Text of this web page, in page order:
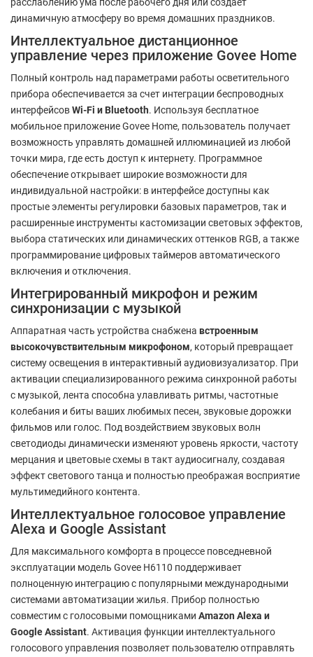
динамичную атмосферу во время домашних праздников.
Интеллектуальное дистанционное
управление через приложение Govee Home
Полный контроль над параметрами работы осветительного
прибора обеспечивается за счет интеграции беспроводных
интерфейсовWi-Fi и Bluetooth. Используя бесплатное
мобильное приложение Govee Home, пользователь получает
возможность управлять домашней иллюминацией из любой
точки мира, где есть доступ к интернету. Программное
обеспечение открывает широкие возможности для
индивидуальной настройки: в интерфейсе доступны как
простые элементы регулировки базовых параметров, так и
расширенные инструменты кастомизации световых эффектов,
выбора статических или динамических оттенков RGB, а также
программирование цифровых таймеров автоматического
включения и отключения.
Интегрированный микрофон и режим
синхронизации с музыкой
Аппаратная часть устройства снабжена встроенным
высокочувствительным микрофоном, который превращает
систему освещения в интерактивный аудиовизуализатор. При
активации специализированного режима синхронной работы
с музыкой, лента способна улавливать ритмы, частотные
колебания и биты ваших любимых песен, звуковые дорожки
фильмов или голос. Под воздействием звуковых волн
светодиоды динамически изменяют уровень яркости, частоту
мерцания и цветовые схемы в такт аудиосигналу, создавая
эффект светового танца и полностью преображая восприятие
мультимедийного контента.
Интеллектуальное голосовое управление
Alexa и Google Assistant
Для максимального комфорта в процессе повседневной
эксплуатации модель Govee H6110 поддерживает
полноценную интеграцию с популярными международными
системами автоматизации жилья. Прибор полностью
совместим с голосовыми помощниками Amazon Alexa и
Google Assistant. Активация функции интеллектуального
голосового управления позволяет пользователю отправлять